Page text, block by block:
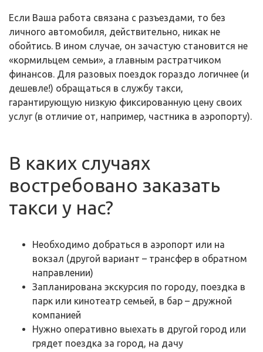
Если Ваша работа связана с разъездами, то без
личного автомобиля, действительно, никак не
обойтись. В ином случае, он зачастую становится не
«кормильцем семьи», а главным растратчиком
финансов. Для разовых поездок гораздо логичнее (и
дешевле!) обращаться в службу такси,
гарантирующую низкую фиксированную цену своих
услуг (в отличие от, например, частника в аэропорту).
В каких случаях
востребовано заказать
такси у нас?
Необходимо добраться в аэропорт или на
вокзал (другой вариант – трансфер в обратном
направлении)
Запланирована экскурсия по городу, поездка в
парк или кинотеатр семьей, в бар – дружной
компанией
Нужно оперативно выехать в другой город или
грядет поездка за город, на дачу